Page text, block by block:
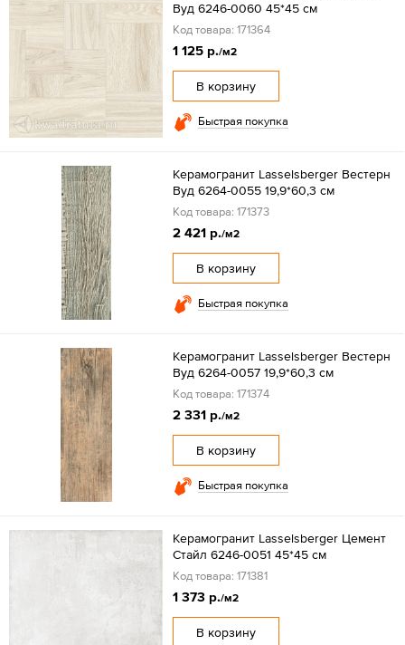
Вуд 6246-0060 45*45 см
Код товара: 171364
1 125 р./м2
В корзину
Быстрая покупка
Керамогранит Lasselsberger Вестерн
Вуд 6264-0055 19,9*60,3 см
Код товара: 171373
2 421 р./м2
В корзину
Быстрая покупка
Керамогранит Lasselsberger Вестерн
Вуд 6264-0057 19,9*60,3 см
Код товара: 171374
2 331 р./м2
В корзину
Быстрая покупка
Керамогранит Lasselsberger Цемент
Стайл 6246-0051 45*45 см
Код товара: 171381
1 373 р./м2
В корзину